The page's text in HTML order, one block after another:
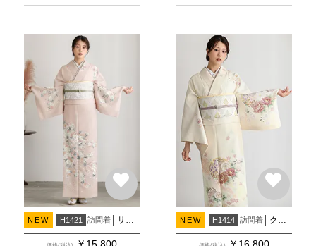
NEW H1421 訪問着 NEW H1414 訪問着